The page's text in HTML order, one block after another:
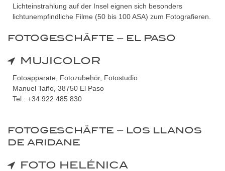
Lichteinstrahlung auf der Insel eignen sich besonders
lichtunempfindliche Filme (50 bis 100 ASA) zum Fotografieren.
FOTOGESCHÄFTE – EL PASO
MUJICOLOR
Fotoapparate, Fotozubehör, Fotostudio
Manuel Taño, 38750 El Paso
Tel.: +34 922 485 830
FOTOGESCHÄFTE – LOS LLANOS
DE ARIDANE
FOTO HELÉNICA